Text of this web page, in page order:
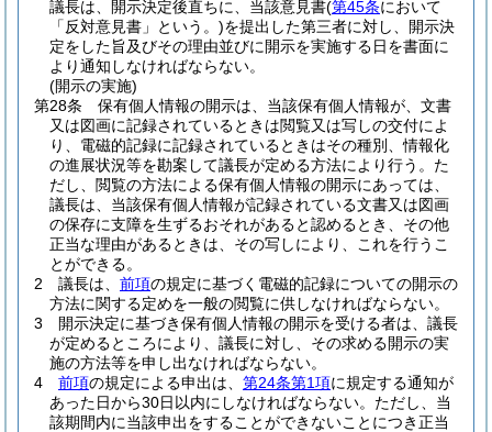
議長は、開示決定後直ちに、当該意見書(第45条において
「反対意見書」という。)を提出した第三者に対し、開示決
定をした旨及びその理由並びに開示を実施する日を書面に
より通知しなければならない。
(開示の実施)
第28条
保有個人情報の開示は、当該保有個人情報が、文書
又は図画に記録されているときは閲覧又は写しの交付によ
り、電磁的記録に記録されているときはその種別、情報化
の進展状況等を勘案して議長が定める方法により行う。 た
だし、閲覧の方法による保有個人情報の開示にあっては、
議長は、当該保有個人情報が記録されている文書又は図画
の保存に支障を生ずるおそれがあると認めるとき、その他
正当な理由があるときは、その写しにより、これを行うこ
とができる。
2
議長は、 前項の規定に基づく電磁的記録についての開示の
方法に関する定めを一般の閲覧に供しなければならない。
3
開示決定に基づき保有個人情報の開示を受ける者は、議長
が定めるところにより、議長に対し、その求める開示の実
施の方法等を申し出なければならない。
4
前項の規定による申出は、 第24条第1項に規定する通知が
あった日から30日以内にしなければならない。 ただし、当
該期間内に当該申出をすることができないことにつき正当